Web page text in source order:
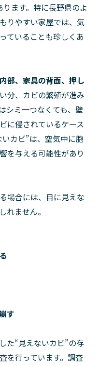
ます。特に長野県のよ
りやすい家屋では、気
ていることも珍しくあ
部、家具の背面、押し
分、カビの繁殖が進み
シミ一つなくても、壁
に侵されているケース
カビ”は、空気中に胞
を与える可能性があり
場合には、目に見えな
れません。
す
た“見えないカビ”の存
を行っています。調査